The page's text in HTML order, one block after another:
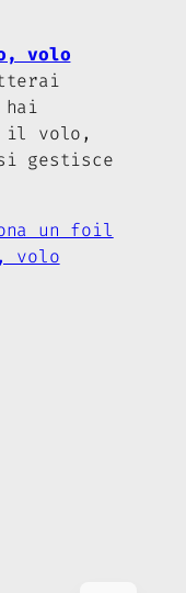
volo
hai
il volo,
gestisce
un foil
volo